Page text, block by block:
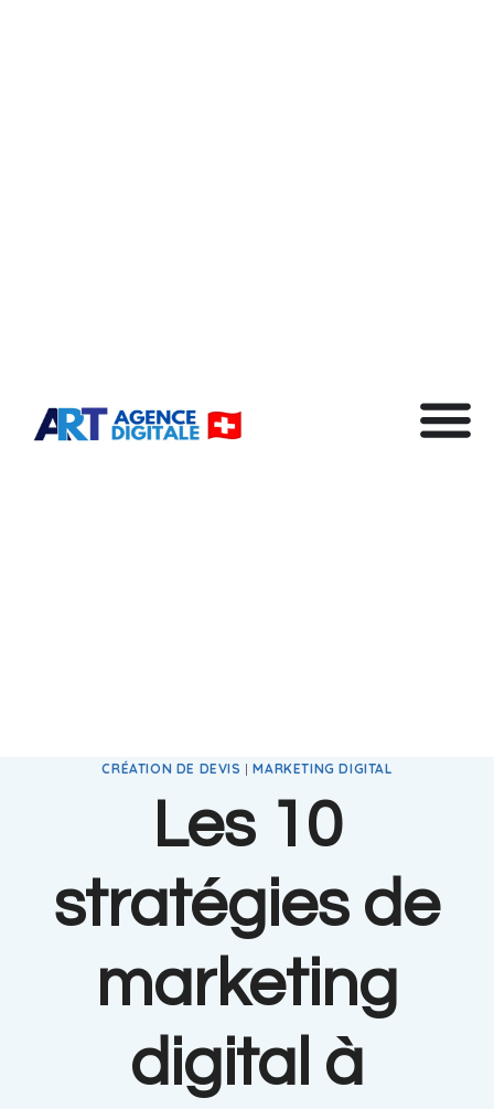
CRÉATION DE DEVIS |MARKETING DIGITAL
Les 10
stratégies de
marketing
digital à